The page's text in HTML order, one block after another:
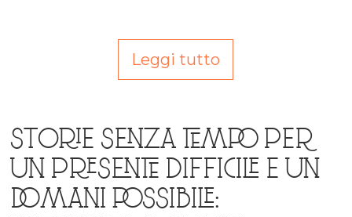
Leggi tutto
STORIE SENZA TEMPO PER
UN PRESENTE DIFFICILE E UN
DOMANI POSSIBILE: